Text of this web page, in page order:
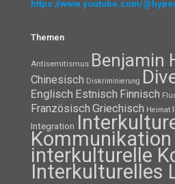
https://www.youtube.com/
Themen
Antisemitismus Benjamin
Chinesisch Diskriminierung
Englisch Estnisch Finnisch
Französisch Griechisch Heimat
Integration
Kommunikation
interkulturelle
Interkulturelles